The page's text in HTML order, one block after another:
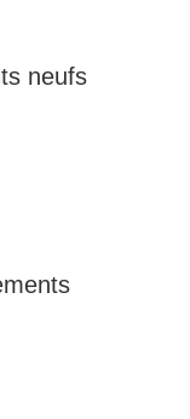
neufs